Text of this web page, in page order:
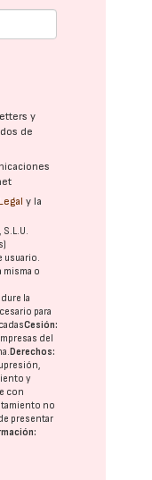
y
de
y la
usuario.
misma o
la
para
Cesión:
del
Derechos:
y
con
no
presentar